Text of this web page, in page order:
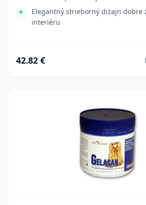
Elegantný strieborný dizajn dobre
interiéru
42.82 €